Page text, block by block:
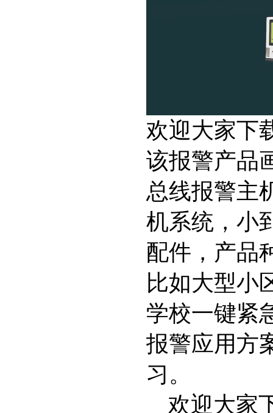
欢迎大家下
该报警产品
总线报警主
机系统，小
配件，产品
比如大型小
学校一键紧
报警应用方
习。
欢迎大家